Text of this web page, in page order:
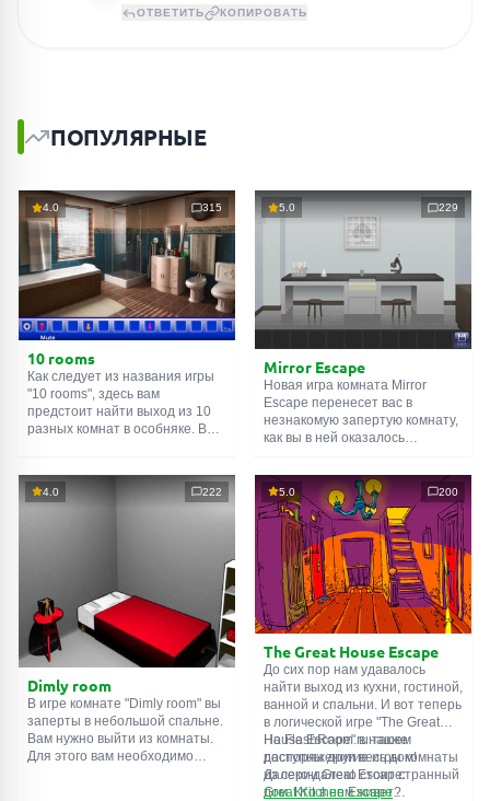
ОТВЕТИТЬ КОПИРОВАТЬ
ПОПУЛЯРНЫЕ
4.0 315
10 rooms
Как следует из названия игры
"10 rooms", здесь вам
предстоит найти выход из 10
разных комнат в особняке. В
их, чтобы выйти. Выход из
одной комнаты является
5.0 229
Mirror Escape
Новая игра комната Mirror
Escape перенесет вас в
незнакомую запертую комнату,
как вы в ней оказалось
смекалки попробуйте решить
все, приготовленные авторами
для вас, головоломки и найти
выход на свободу.
Внимательно осмотрите
помещение, возможно вы
сможете найти какие-нибудь
подсказки. Желаем удачи!
4.0 222
Dimly room
В игре комнате "Dimly room" вы
заперты в небольшой спальне.
Вам нужно выйти из комнаты.
Для этого вам необходимо
5.0 200
The Great House Escape
До сих пор нам удавалось
найти выход из кухни, гостиной,
ванной и спальни. И вот теперь
в логической игре "The Great
House Escape" в нашем
распоряжении весь дом!
Далеко-далеко стоит странный
дом. Кто в нем живет?
На FlashRoom.ru также
доступны другие игры комнаты
из серии Great Escape:
Great Kitchen Escape